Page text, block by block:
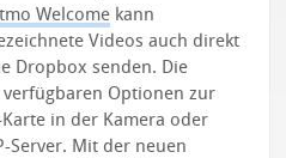
Welcome kann
Videos auch direkt
Dropbox senden. Die
Optionen zur
in der Kamera oder
Server. Mit der neuen